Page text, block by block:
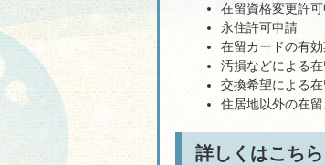
在留資格変更許
永住許可申請
在留カードの有
汚損などによる
交換希望による
住居地以外の在
詳しくはこちら